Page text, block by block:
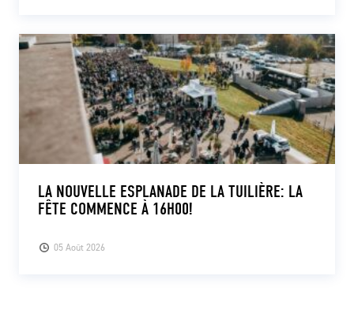
05 Août 2026
LA NOUVELLE ESPLANADE DE LA TUILIÈRE: LA
FÊTE COMMENCE À 16H00!